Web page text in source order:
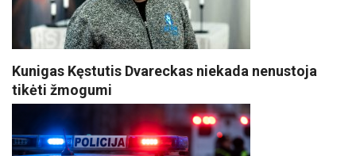
Kunigas Kęstutis Dvareckas niekada nenustoja
tikėti žmogumi